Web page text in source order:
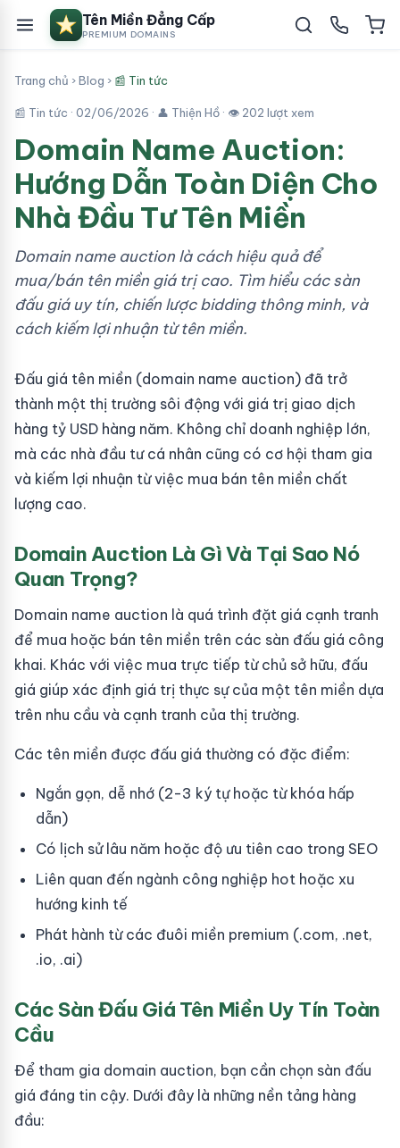
Tên Miền Đẳng Cấp
PREMIUM DOMAINS
Trang chủ ›Blog › 📰 Tin tức
📰 Tin tức · 02/06/2026 · 👤 Thiện Hồ · 👁 202 lượt xem
Domain Name Auction:
Hướng Dẫn Toàn Diện Cho
Nhà Đầu Tư Tên Miền
Domain name auction là cách hiệu quả để
mua/bán tên miền giá trị cao. Tìm hiểu các sàn
đấu giá uy tín, chiến lược bidding thông minh, và
cách kiếm lợi nhuận từ tên miền.
Đấu giá tên miền (domain name auction) đã trở
thành một thị trường sôi động với giá trị giao dịch
hàng tỷ USD hàng năm. Không chỉ doanh nghiệp lớn,
mà các nhà đầu tư cá nhân cũng có cơ hội tham gia
và kiếm lợi nhuận từ việc mua bán tên miền chất
lượng cao.
Domain Auction Là Gì Và Tại Sao Nó
Quan Trọng?
Domain name auction là quá trình đặt giá cạnh tranh
để mua hoặc bán tên miền trên các sàn đấu giá công
khai. Khác với việc mua trực tiếp từ chủ sở hữu, đấu
giá giúp xác định giá trị thực sự của một tên miền dựa
trên nhu cầu và cạnh tranh của thị trường.
Các tên miền được đấu giá thường có đặc điểm:
Ngắn gọn, dễ nhớ (2-3 ký tự hoặc từ khóa hấp
dẫn)
Có lịch sử lâu năm hoặc độ ưu tiên cao trong SEO
Liên quan đến ngành công nghiệp hot hoặc xu
hướng kinh tế
Phát hành từ các đuôi miền premium (.com, .net,
.io, .ai)
Các Sàn Đấu Giá Tên Miền Uy Tín Toàn
Cầu
Để tham gia domain auction, bạn cần chọn sàn đấu
giá đáng tin cậy. Dưới đây là những nền tảng hàng
đầu: